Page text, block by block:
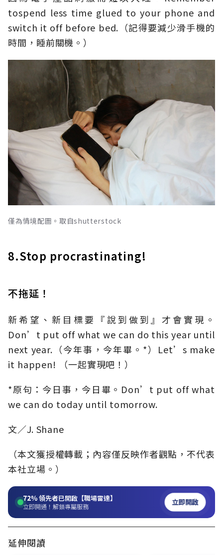
tospend less time glued to your phone and
switch it off before bed.（記得要減少滑手機的
時間，睡前關機。）
僅為情境配圖。取自shutterstock
8.Stop procrastinating!
不拖延！
新希望、新目標要『說到做到』才會實現。
Don’t put off what we can do this year until
next year.（今年事，今年畢。*）Let’s make
it happen! （一起實現吧！）
*原句：今日事，今日畢。Don’t put off what
we can do today until tomorrow.
文／J. Shane
（本文獲授權轉載；內容僅反映作者觀點，不代表
本社立場。）
72%領先者已開啟【職場雷達】
立即開通！解鎖專屬服務 立即開啟
延伸閱讀